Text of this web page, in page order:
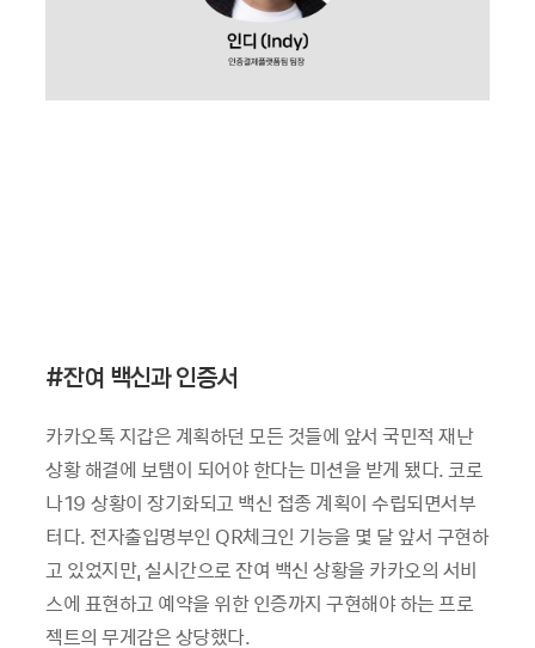
#잔여 백신과 인증서
카카오톡 지갑은 계획하던 모든 것들에 앞서 국민적 재난
상황 해결에 보탬이 되어야 한다는 미션을 받게 됐다. 코로
나19 상황이 장기화되고 백신 접종 계획이 수립되면서부
터다. 전자출입명부인 QR체크인 기능을 몇 달 앞서 구현하
고 있었지만, 실시간으로 잔여 백신 상황을 카카오의 서비
스에 표현하고 예약을 위한 인증까지 구현해야 하는 프로
젝트의 무게감은 상당했다.